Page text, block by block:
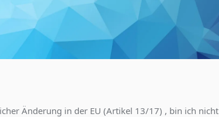
Änderung in der EU (Artikel 13/17) , bin ich nicht